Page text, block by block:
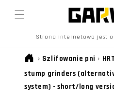
DO
TREŚCI
Strona internetowa jest
› Szlifowanie pni ›
stump grinders
system) - short/long